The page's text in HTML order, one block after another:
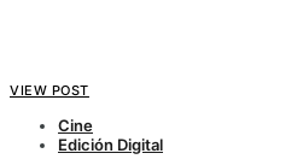
VIEW POST
Cine
Edición Digital